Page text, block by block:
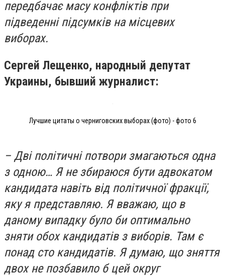
передбачає масу конфліктів при
підведенні підсумків на місцевих
виборах.
Сергей Лещенко, народный депутат
Украины, бывший журналист:
Лучшие цитаты о черниговских выборах (фото) - фото 6
– Дві політичні потвори змагаються одна
з одною… Я не збираюся бути адвокатом
кандидата навіть від політичної фракції,
яку я представляю. Я вважаю, що в
даному випадку було би оптимально
зняти обох кандидатів з виборів. Там є
понад сто кандидатів. Я думаю, що зняття
двох не позбавило б цей округ